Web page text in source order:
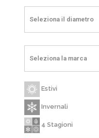
Seleziona il diametro
Seleziona la marca
Estivi
Invernali
4 Stagioni